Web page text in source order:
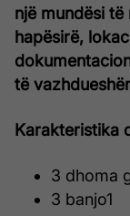
një mundësi
hapësirë,
të
Karakteristika
3 dhoma
3 banjo1